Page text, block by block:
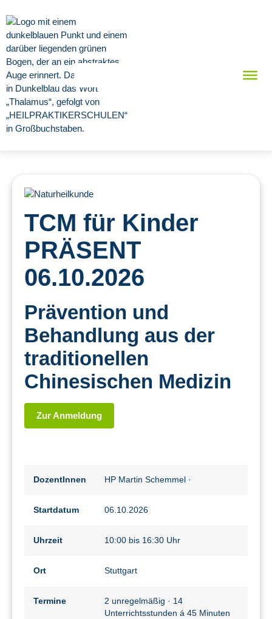
TCM für Kinder
PRÄSENT
06.10.2026
Prävention und
Behandlung aus der
traditionellen
Chinesischen Medizin
Zur Anmeldung
DozentInnen HP Martin Schemmel ·
Startdatum 06.10.2026
Uhrzeit 10:00 bis 16:30 Uhr
Ort Stuttgart
Termine
2 unregelmäßig · 14
Unterrichtsstunden á 45 Minuten